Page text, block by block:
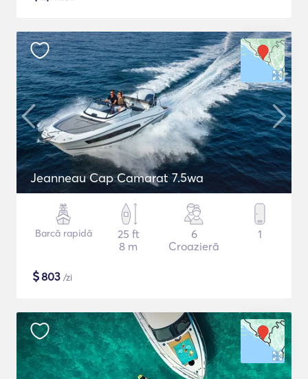
Jeanneau Cap Camarat 7.5wa
Barcă rapidă
25 ft
8 m
6
Croazieră
1
$803 /zi